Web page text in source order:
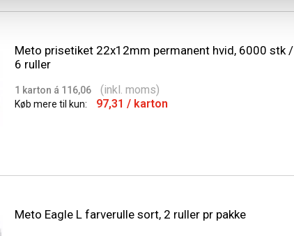
Meto prisetiket 22x12mm permanent hvid, 6000 stk /
6 ruller
1 karton á 116,06 (inkl. moms)
Køb mere til kun: 97,31 / karton
Meto Eagle L farverulle sort, 2 ruller pr pakke